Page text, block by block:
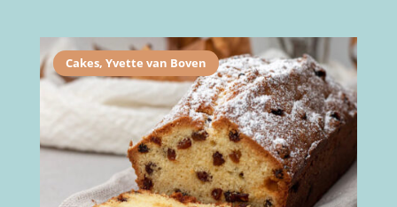
Cakes, Yvette van Boven